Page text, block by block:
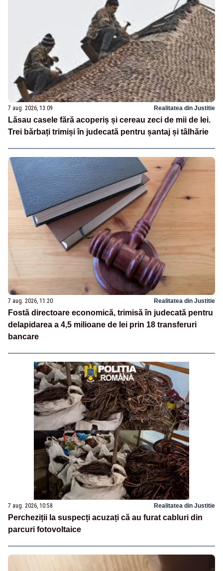
7 aug. 2026, 13:09 Realitatea din Justitie
Lăsau casele fără acoperiș și cereau zeci de mii de lei.
Trei bărbați trimiși în judecată pentru șantaj și tâlhărie
7 aug. 2026, 11:20 Realitatea din Justitie
Fostă directoare economică, trimisă în judecată pentru
delapidarea a 4,5 milioane de lei prin 18 transferuri
bancare
7 aug. 2026, 10:58 Realitatea din Justitie
Percheziții la suspecți acuzați că au furat cabluri din
parcuri fotovoltaice